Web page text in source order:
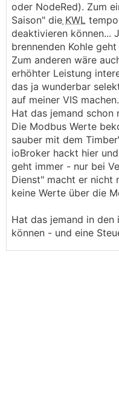
oder NodeRed). Zum
Saison" die KWL
deaktivieren können...
brennenden Kohle
Zum anderen wäre
erhöhter Leistung
das ja wunderbar
auf meiner VIS machen.
Hat das jemand schon
Die Modbus Werte
sauber mit dem
ioBroker hackt hier
geht immer - nur bei
Dienst" macht er nicht
keine Werte über die
Hat das jemand in
können - und eine